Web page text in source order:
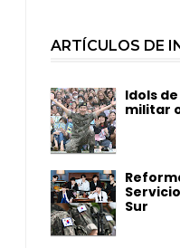
ARTÍCULOS DE
Idols
militar
Sur